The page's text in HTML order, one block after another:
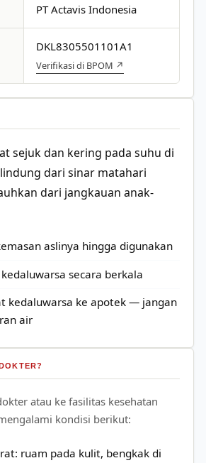
PT Actavis Indonesia
DKL8305501101A1
Verifikasi di BPOM ↗
sejuk dan kering pada suhu di
dari sinar matahari
dari jangkauan anak-
aslinya hingga digunakan
secara berkala
kedaluwarsa ke apotek — jangan
air
atau ke fasilitas kesehatan
kondisi berikut:
ruam pada kulit, bengkak di